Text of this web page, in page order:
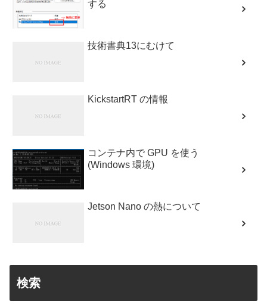
する
技術書典13にむけて
KickstartRT の情報
コンテナ内で GPU を使う
(Windows 環境)
Jetson Nano の熱について
検索